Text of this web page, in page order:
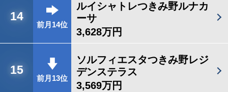
14
前月14位
ルイシャトレつきみ野ルナカ
ーサ
3,628万円
15
前月13位
ソルフィエスタつきみ野レジ
デンステラス
3,569万円